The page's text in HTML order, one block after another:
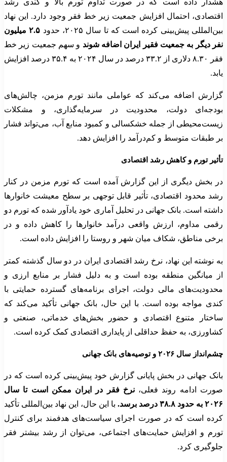
اقتصادی، احتمال افزایش جمعیت زیر خط فقر وجود دارد. این نهاد
بین‌المللی پیش‌بینی کرده است که تا سال ۲۰۲۵، حدود
۲.۵ میلیون
نفر دیگر به جمعیت فقیر ایران اضافه شوند و سهم جمعیت زیر خط
فقر ۸.۳۰ دلاری از ۳۳.۲ درصد در سال ۲۰۲۴ به ۳۵.۴ درصد افزایش
یابد.
گزارش اضافه می‌کند که عواملی مانند تورم مزمن، چالش‌های
بودجه‌ای دولت، محدودیت در سرمایه‌گذاری، و مشکلات
زیست‌محیطی از جمله خشکسالی و کمبود منابع آب، می‌تواند فشار
بر طبقات متوسط و کم‌درآمد را افزایش دهد.
تأثیر تورم و کاهش رشد اقتصادی
در بخش دیگری از این گزارش آمده است که تورم مزمن در کنار
رشد محدود اقتصادی، تأثیر قابل توجهی بر سطح معیشت خانوارها
داشته است. بانک جهانی در تحلیل آماری خود یادآور شده که تورم دو
رقمی مداوم، ارزش واقعی درآمد خانوارها را کاهش داده و در
برخی مناطق، شکاف میان شهر و روستا را افزایش داده است.
به نوشته این نهاد، نرخ رشد اقتصادی ایران در دو سال گذشته کمتر
از میانگین منطقه بوده است و به دلیل فشار بر منابع ارزی و
محدودیت‌های مالی دولت، اجرای برنامه‌های گسترده حمایتی با
کندی مواجه بوده است. با این حال، بانک جهانی تأکید می‌کند که
ساختار متنوع اقتصادی و حضور بخش‌های خدماتی، صنعتی و
کشاورزی، به حفظ حداقلی از پایداری اقتصادی کمک کرده است.
چشم‌انداز سال ۲۰۲۶ و توصیه‌های بانک جهانی
بانک جهانی در بخش پایانی گزارش خود پیش‌بینی کرده است که در
صورت ادامه روند فعلی،نرخ فقر در ایران ممکن است تا سال
۲۰۲۶ به حدود ۳۸.۸ درصد برسد.
با این حال، این نهاد بین‌المللی تأکید
کرده است که در صورت اجرای سیاست‌های هدفمند برای کنترل
تورم و افزایش حمایت‌های اجتماعی، می‌توان از رشد بیشتر فقر
جلوگیری کرد.